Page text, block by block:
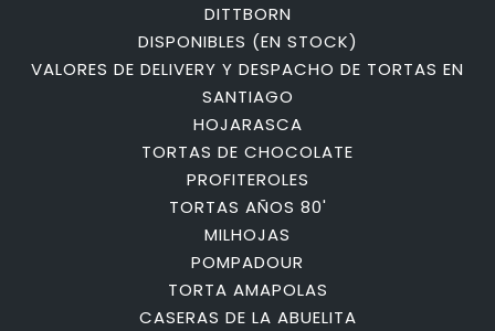
DITTBORN
DISPONIBLES (EN STOCK)
VALORES DE DELIVERY Y DESPACHO DE TORTAS EN
SANTIAGO
HOJARASCA
TORTAS DE CHOCOLATE
PROFITEROLES
TORTAS AÑOS 80'
MILHOJAS
POMPADOUR
TORTA AMAPOLAS
CASERAS DE LA ABUELITA